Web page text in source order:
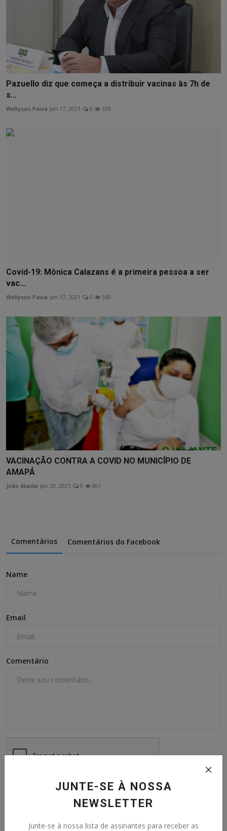
JUNTE-SE À NOSSA
NEWSLETTER
Junte-se à nossa lista de assinantes para receber as
Pazuello diz que começa a distribuir vacinas às 7h de
s...
Wellyson Paiva Jan 17, 2021 0 519
Covid-19: Mônica Calazans é a primeira pessoa a ser
vac...
Wellyson Paiva Jan 17, 2021 0 560
VACINAÇÃO CONTRA A COVID NO MUNICÍPIO DE
AMAPÁ
João Ataide Jan 20, 2021 0 801
Comentários Comentários do Facebook
Name
Email
Comentário